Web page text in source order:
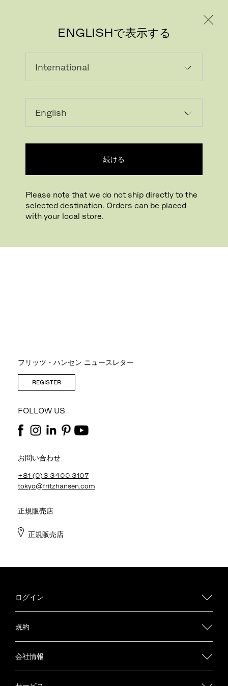
ENGLISHで表示する
続ける
Please note that we do not ship directly to the
selected destination. Orders can be placed
with your local store.
ポートフォリオが見つか
りません
申し訳ございません、ポートフォリオが存在
しません。
フリッツ・ハンセン ニュースレター
REGISTER
FOLLOW US
お問い合わせ
+81 (0)3 3400 3107
tokyo@fritzhansen.com
正規販売店
正規販売店
ログイン
規約
会社情報